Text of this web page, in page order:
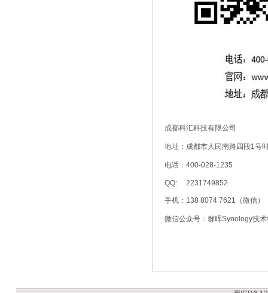
成都科汇科技有限公司
地址：成都市人民南路四段1号
电话：400-028-1235
QQ: 2231749852
手机：138 8074 7621（微信）
微信公众号：群晖Synology技